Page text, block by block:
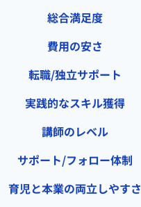
総合満足度
費用の安さ
転職/独立サポート
実践的なスキル獲得
講師のレベル
サポート/フォロー体制
育児と本業の両立しやすさ